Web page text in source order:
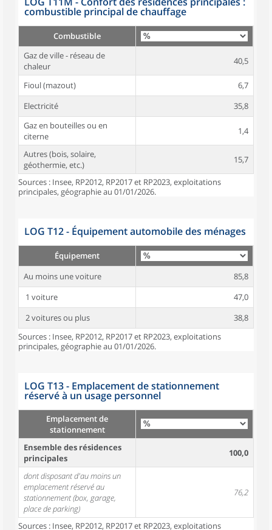
combustible principal de chauffage
Combustible
Gaz de ville - réseau de
chaleur
40,5
Fioul (mazout)
6,7
Electricité
35,8
Gaz en bouteilles ou en
citerne
1,4
Autres (bois, solaire,
géothermie, etc.)
15,7
Sources : Insee, RP2012, RP2017 et RP2023, exploitations
principales, géographie au 01/01/2026.
LOG T12 - Équipement automobile des ménages
Équipement
Au moins une voiture
85,8
1 voiture
47,0
2 voitures ou plus
38,8
Sources : Insee, RP2012, RP2017 et RP2023, exploitations
principales, géographie au 01/01/2026.
LOG T13 - Emplacement de stationnement
réservé à un usage personnel
Emplacement de
stationnement
Ensemble des résidences
principales
100,0
dont disposant d'au moins un
emplacement réservé au
stationnement (box, garage,
place de parking)
76,2
Sources : Insee, RP2012, RP2017 et RP2023, exploitations